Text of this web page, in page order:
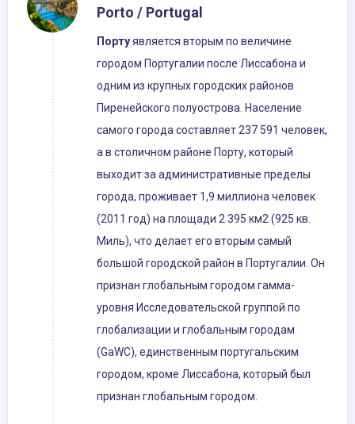
Porto / Portugal
Портуявляется вторым по величине
городом Португалии после Лиссабона и
одним из крупных городских районов
Пиренейского полуострова. Население
самого города составляет 237 591 человек,
а в столичном районе Порту, который
выходит за административные пределы
города, проживает 1,9 миллиона человек
(2011 год) на площади 2 395 км2 (925 кв.
Миль), что делает его вторым самый
большой городской район в Португалии. Он
признан глобальным городом гамма-
уровня Исследовательской группой по
глобализации и глобальным городам
(GaWC), единственным португальским
городом, кроме Лиссабона, который был
признан глобальным городом.